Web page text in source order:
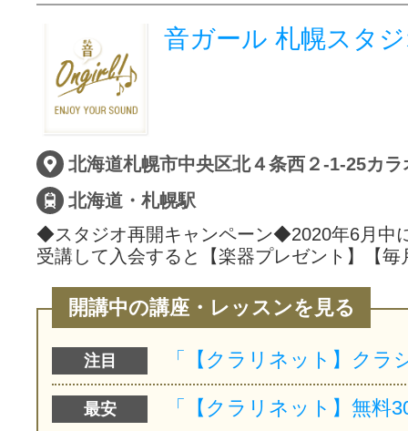
音ガール 札幌スタ
北海道札幌市中央区北４条西２-1-25カラ
北海道・札幌駅
◆スタジオ再開キャンペーン◆2020年6月中
受講して入会すると【楽器プレゼント】【
開講中の講座・レッスンを見る
注目
最安